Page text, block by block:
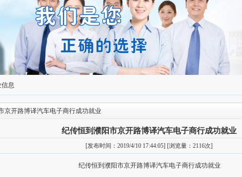
息
京开路博译汽车电子商行成功就业
纪传恒到濮阳市京开路博译汽车电子商行成功就业
[发布时间：2019/4/10 17:44:05] [浏览量：2116次]
纪传恒到濮阳市京开路博译汽车电子商行成功就业